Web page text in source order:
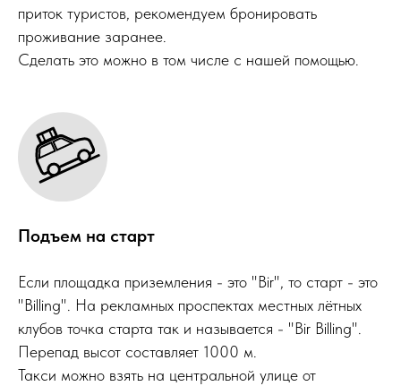
приток туристов, рекомендуем бронировать
проживание заранее.
Сделать это можно в том числе с нашей помощью.
Подъем на старт
Если площадка приземления - это "Bir", то старт - это
"Billing". На рекламных проспектах местных лётных
клубов точка старта так и называется - "Bir Billing".
Перепад высот составляет 1000 м.
Такси можно взять на центральной улице от